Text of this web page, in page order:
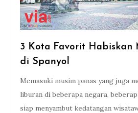
3 Kota Favorit Habiskan
di Spanyol
Memasuki musim panas yang juga
liburan di beberapa negara,
siap menyambut kedatangan